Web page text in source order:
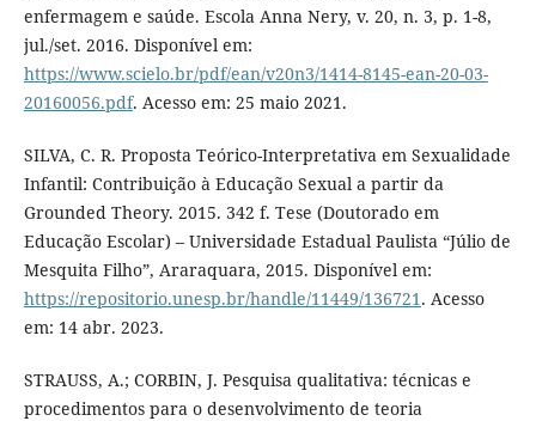
enfermagem e saúde. Escola Anna Nery, v. 20, n. 3, p. 1-8,
jul./set. 2016. Disponível em:
https://www.scielo.br/pdf/ean/v20n3/1414-8145-ean-20-03-
20160056.pdf. Acesso em: 25 maio 2021.
SILVA, C. R. Proposta Teórico-Interpretativa em Sexualidade
Infantil: Contribuição à Educação Sexual a partir da
Grounded Theory. 2015. 342 f. Tese (Doutorado em
Educação Escolar) – Universidade Estadual Paulista “Júlio de
Mesquita Filho”, Araraquara, 2015. Disponível em:
https://repositorio.unesp.br/handle/11449/136721 . Acesso
em: 14 abr. 2023.
STRAUSS, A.; CORBIN, J. Pesquisa qualitativa: técnicas e
procedimentos para o desenvolvimento de teoria